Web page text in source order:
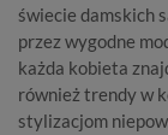
świecie damskich
przez wygodne
każda kobieta
również trendy w
stylizacjom